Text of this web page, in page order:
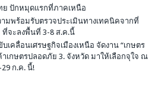
ย ปักหมุดแรกที่ภาคเหนือ
มพร้อมรับตรวจประเมินทางเทคนิคจากที่
จะลงพื้นที่ 3-8 ส.ค.นี้
คลื่อนเศรษฐกิจเมืองเหนือ จัดงาน “เกษตร
าเกษตรปลอดภัย 3. จังหวัด มาให้เลือกจุใจ ณ
ก.ค. นี้!